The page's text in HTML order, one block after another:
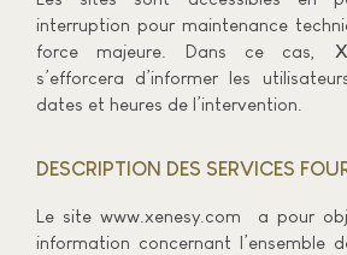
interruption pour maintenance
force majeure. Dans ce cas,
s’efforcera d’informer les
dates et heures de l’intervention.
DESCRIPTION DES SERVICES
Le site www.xenesy.com a pour
information concernant l’ensemble